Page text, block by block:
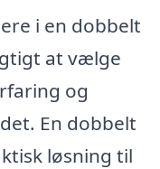
i en dobbelt
at vælge
og
En dobbelt
løsning til